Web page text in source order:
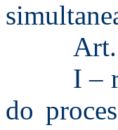
I –
do